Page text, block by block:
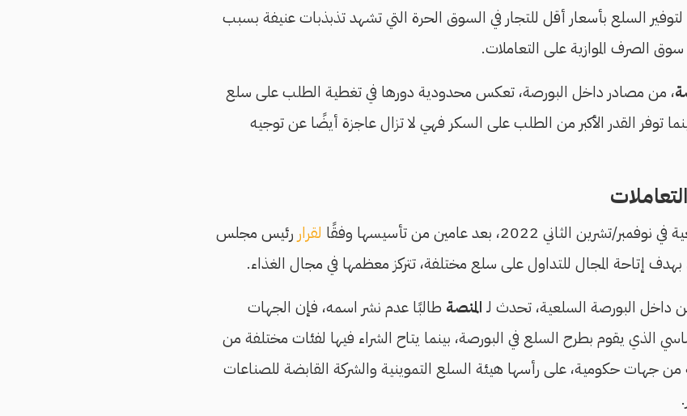
السلع بأسعار أقل للتجار في السوق الحرة التي تشهد تذبذبات عنيفة بسبب
الصرف الموازية على التعاملات.
، من مصادر داخل البورصة، تعكس محدودية دورها في تغطية الطلب على سلع
توفر القدر الأكبر من الطلب على السكر فهي لا تزال عاجزة أيضًا عن توجيه
الثاني 2022، بعد عامين من تأسيسها وفقًا لقرار رئيس مجلس
إتاحة المجال للتداول على سلع مختلفة، تتركز معظمها في مجال الغذاء.
البورصة السلعية، تحدث لـ المنصة طالبًا عدم نشر اسمه، فإن الجهات
الذي يقوم بطرح السلع في البورصة، بينما يتاح الشراء فيها لفئات مختلفة من
من جهات حكومية، على رأسها هيئة السلع التموينية والشركة القابضة للصناعات